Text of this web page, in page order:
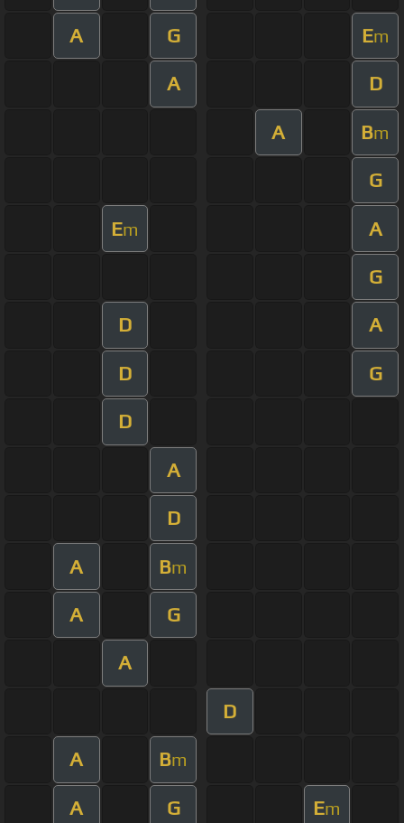
A G Em
A D
A Bm
G
Em A
G
D A
D G
D
A
D
A Bm
A G
A
D
A Bm
A G Em